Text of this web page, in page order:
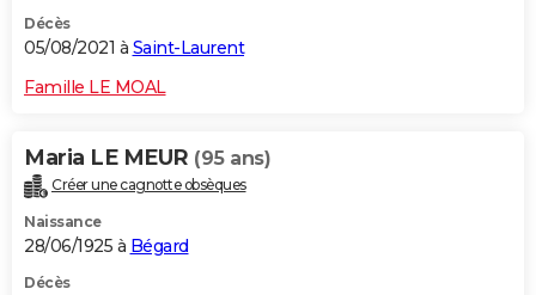
Décès
05/08/2021 à Saint-Laurent
Famille LE MOAL
Maria LE MEUR (95 ans)
Créer une cagnotte obsèques
Naissance
28/06/1925 à Bégard
Décès